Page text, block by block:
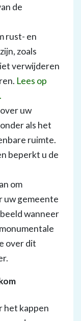
de
rust- en
zoals
verwijderen
Lees op
uw
als het
ruimte.
beperkt u de
om
uw gemeente
wanneer
over dit
het kappen